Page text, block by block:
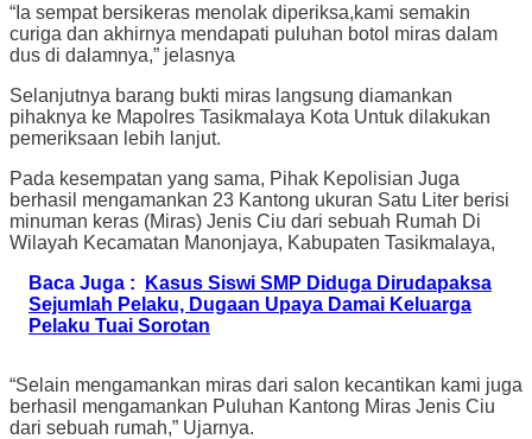
“Ia sempat bersikeras menolak diperiksa,kami semakin
curiga dan akhirnya mendapati puluhan botol miras dalam
dus di dalamnya,” jelasnya
Selanjutnya barang bukti miras langsung diamankan
pihaknya ke Mapolres Tasikmalaya Kota Untuk dilakukan
pemeriksaan lebih lanjut.
Pada kesempatan yang sama, Pihak Kepolisian Juga
berhasil mengamankan 23 Kantong ukuran Satu Liter berisi
minuman keras (Miras) Jenis Ciu dari sebuah Rumah Di
Wilayah Kecamatan Manonjaya, Kabupaten Tasikmalaya,
Baca Juga :
Kasus Siswi SMP Diduga Dirudapaksa
Sejumlah Pelaku, Dugaan Upaya Damai Keluarga
Pelaku Tuai Sorotan
“Selain mengamankan miras dari salon kecantikan kami juga
berhasil mengamankan Puluhan Kantong Miras Jenis Ciu
dari sebuah rumah,” Ujarnya.